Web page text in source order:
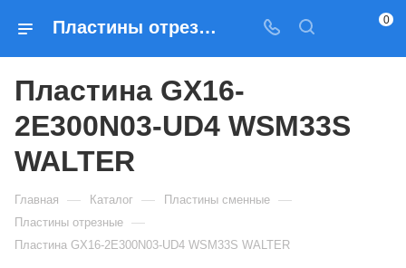
Пластины отрезные Пластина GX16-2E300N03-UD4 WSM33S WALTER — купить по выгодным ценам в Москве 0
Пластина GX16-
2E300N03-UD4 WSM33S
WALTER
Главная — Каталог — Пластины сменные —
Пластины отрезные —
Пластина GX16-2E300N03-UD4 WSM33S WALTER